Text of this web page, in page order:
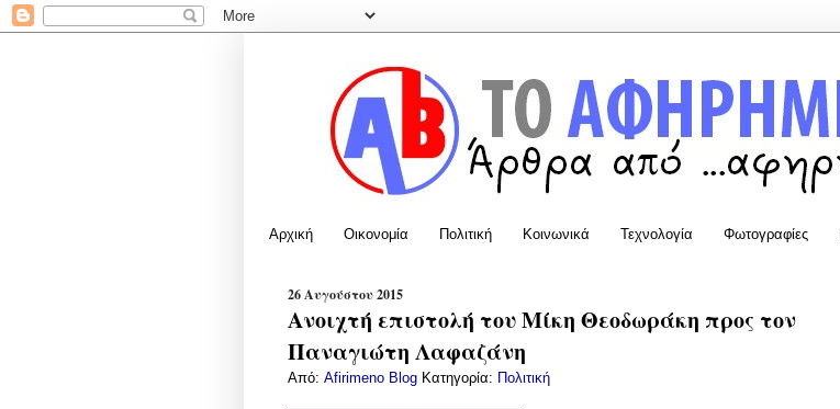
Αρχική Οικονομία Πολιτική Κοινωνικά Τεχνολογία Φωτογραφίες
26 Αυγούστου 2015
Ανοιχτή επιστολή του Μίκη Θεοδωράκη προς τον
Παναγιώτη Λαφαζάνη
Από: Afirimeno Blog Κατηγορία: Πολιτική